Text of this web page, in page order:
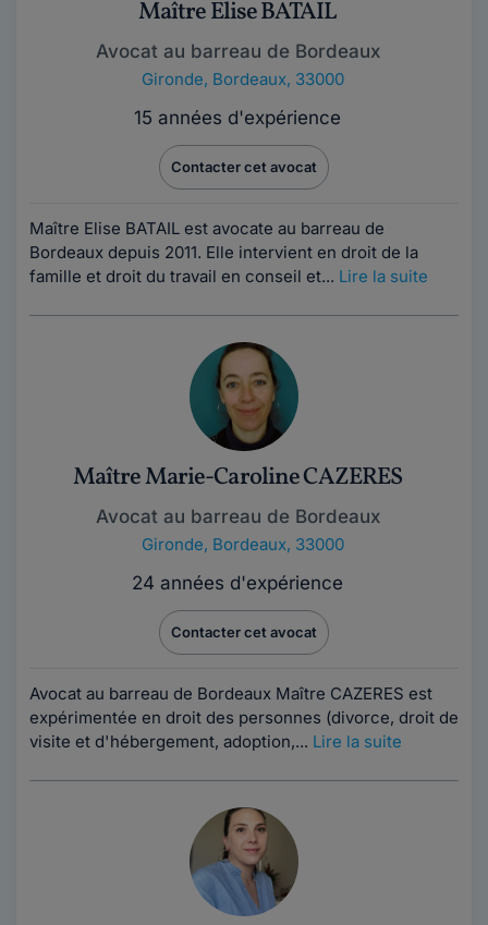
Maître Elise BATAIL
Avocat au barreau de Bordeaux
Gironde, Bordeaux, 33000
15 années d'expérience
Contacter cet avocat
Maître Elise BATAIL est avocate au barreau de
Bordeaux depuis 2011. Elle intervient en droit de la
famille et droit du travail en conseil et... Lire la suite
Maître Marie-Caroline CAZERES
Avocat au barreau de Bordeaux
Gironde, Bordeaux, 33000
24 années d'expérience
Contacter cet avocat
Avocat au barreau de Bordeaux Maître CAZERES est
expérimentée en droit des personnes (divorce, droit de
visite et d'hébergement, adoption,... Lire la suite